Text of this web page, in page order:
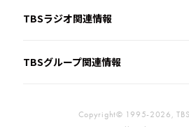
TBSラジオ関連情報
TBSグループ関連情報
Copyright© 1995-2026, TBS